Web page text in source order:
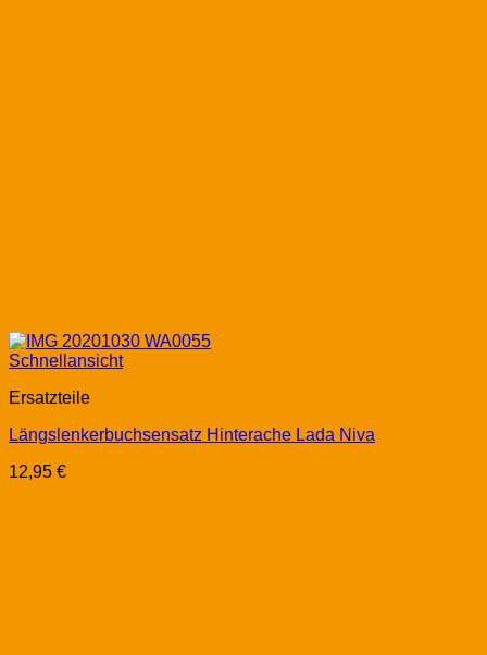
Schnellansicht
Ersatzteile
Längslenkerbuchsensatz Hinterache Lada Niva
12,95 €